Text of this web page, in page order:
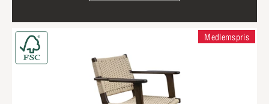
Medlemspris